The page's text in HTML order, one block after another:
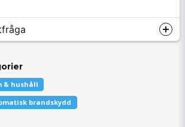
om denna produkten...
& hushåll
brandskydd